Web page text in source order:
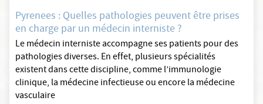
Pyrenees : Quelles pathologies peuvent être prises
en charge par un médecin interniste ?
Le médecin interniste accompagne ses patients pour des
pathologies diverses. En effet, plusieurs spécialités
existent dans cette discipline, comme l’immunologie
clinique, la médecine infectieuse ou encore la médecine
vasculaire